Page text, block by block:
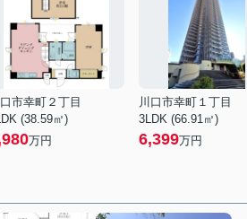
市幸町２丁目
(38.59㎡)
万円
川口市幸町１丁目
3LDK (66.91㎡)
6,399万円